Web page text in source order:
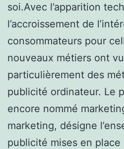
soi.Avec l’apparition
l’accroissement de
consommateurs pour
nouveaux métiers ont
particulièrement des
publicité ordinateur. Le
encore nommé
marketing, désigne
publicité mises en place